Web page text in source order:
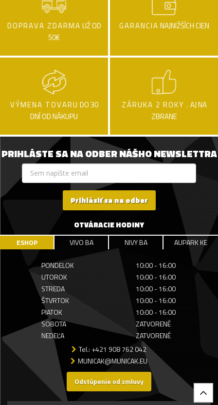
DOPRAVA ZDARMA UŽ OD
50€
GARANCIA NAJNIŽŠÍCH CIEN
VÝMENA TOVARU DO 30
DNÍ OD NÁKUPU
ZÁRUKA 2 ROKY . AJ NA
ZBRANE
PRIHLÁSTE SA NA ODBER NÁŠHO NEWSLETTRA
Prihlásiť sa na odber
OTVÁRACIE HODINY
ESHOP VIVO BA NIVY BA AUPARK KE
PONDELOK
10:00 - 16:00
UTOROK
10:00 - 16:00
STREDA
10:00 - 16:00
ŠTVRTOK
10:00 - 16:00
PIATOK
10:00 - 16:00
SOBOTA
ZATVORENÉ
NEDEĽA
ZATVORENÉ
Tel.: +421 908 762 042
MUNICAK@MUNICAK.EU
Odstúpenie od zmluvy